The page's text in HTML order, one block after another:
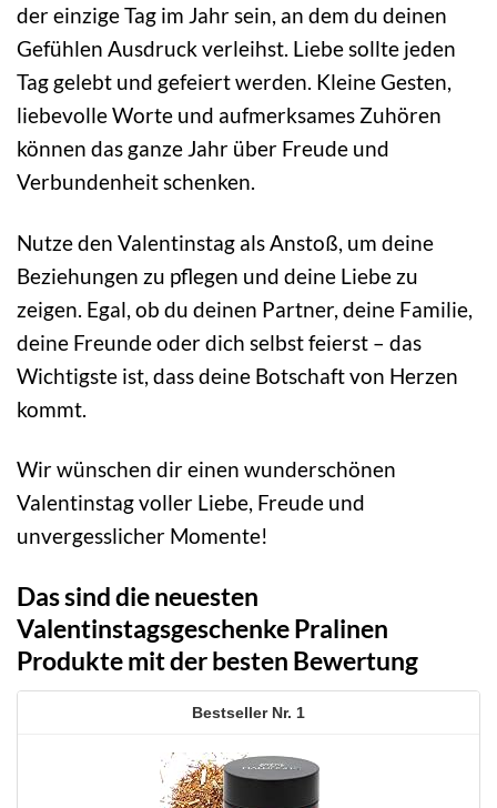
der einzige Tag im Jahr sein, an dem du deinen
Gefühlen Ausdruck verleihst. Liebe sollte jeden
Tag gelebt und gefeiert werden. Kleine Gesten,
liebevolle Worte und aufmerksames Zuhören
können das ganze Jahr über Freude und
Verbundenheit schenken.
Nutze den Valentinstag als Anstoß, um deine
Beziehungen zu pflegen und deine Liebe zu
zeigen. Egal, ob du deinen Partner, deine Familie,
deine Freunde oder dich selbst feierst – das
Wichtigste ist, dass deine Botschaft von Herzen
kommt.
Wir wünschen dir einen wunderschönen
Valentinstag voller Liebe, Freude und
unvergesslicher Momente!
Das sind die neuesten
Valentinstagsgeschenke Pralinen
Produkte mit der besten Bewertung
1